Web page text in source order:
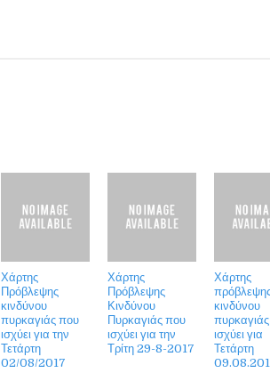
Χάρτης
Πρόβλεψης
κινδύνου
πυρκαγιάς που
ισχύει για την
Τετάρτη
02/08/2017
Χάρτης
Πρόβλεψης
Κινδύνου
Πυρκαγιάς που
ισχύει για την
Τρίτη 29-8-2017
Χάρτης
κινδύνου
ισχύει για
Τετάρτη